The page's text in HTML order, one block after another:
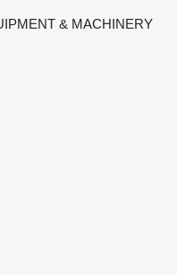
& MACHINERY